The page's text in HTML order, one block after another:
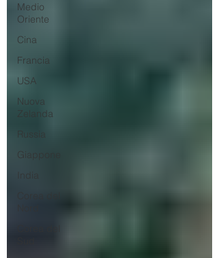
Medio
Oriente
Cina
Francia
USA
Nuova
Zelanda
Giappone
India